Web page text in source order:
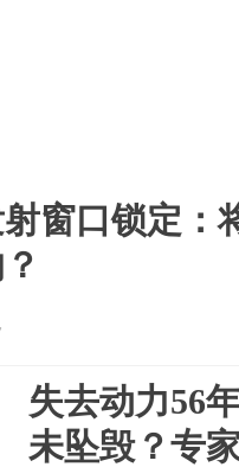
窗口锁定：
失去动力56
未坠毁？专